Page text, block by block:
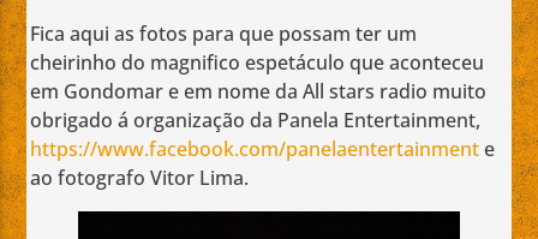
Fica aqui as fotos para que possam ter um
cheirinho do magnifico espetáculo que aconteceu
em Gondomar e em nome da All stars radio muito
obrigado á organização da Panela Entertainment,
https://www.facebook.com/panelaentertainmente
ao fotografo Vitor Lima.